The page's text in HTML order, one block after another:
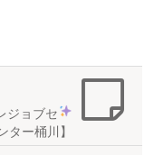
ジョブセ
ター桶川】